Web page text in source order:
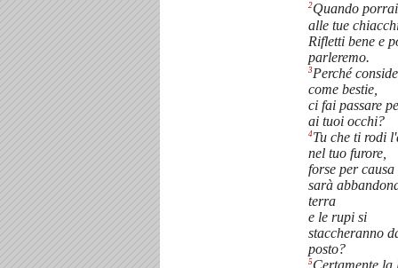
2Quando
alle tue
Rifletti bene e
parleremo.
3Perché
come bestie,
ci fai passare
ai tuoi occhi?
4Tu che ti rodi
nel tuo furore,
forse per causa
sarà
terra
e le rupi si
staccheranno
posto?
5